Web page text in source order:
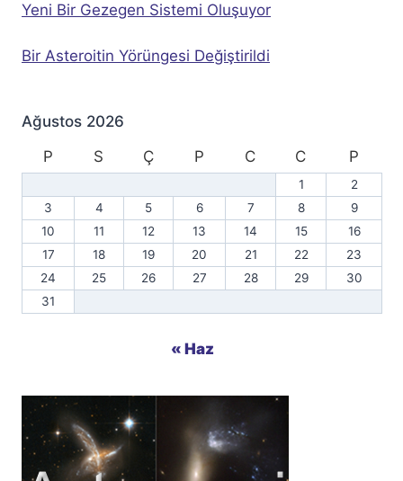
Yeni Bir Gezegen Sistemi Oluşuyor
Bir Asteroitin Yörüngesi Değiştirildi
Ağustos 2026
P
S Ç P C C P
1
2
3
4 5 6 7 8
9
10
11 12 13 14 15
16
17
18 19 20 21 22
23
24
25 26 27 28 29
30
31
« Haz